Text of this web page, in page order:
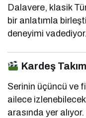
Dalavere, klasik
bir anlatımla
deneyimi vadediyor.
Kardeş
Serinin üçüncü ve
ailece
arasında yer